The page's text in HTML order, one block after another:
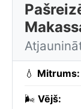
💧 Mitrums:
🌬️ Vējš: